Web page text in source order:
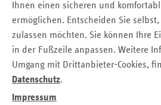
Ihnen einen sicheren und
ermöglichen. Entscheiden Sie
zulassen möchten. Sie können Ihre
in der Fußzeile anpassen. Weitere
Umgang mit Drittanbieter-Cookies,
Datenschutz.
Impressum
gesunden Umgangs mit akuten
Förderung des mentalen
Maßnahmen zur Förderung eines
Suchtprävention:Maßnahmen,
von Suchtverhalten abzielen,